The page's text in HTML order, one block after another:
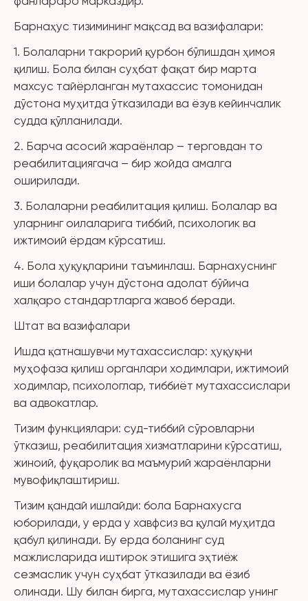
Барнаҳус тизимининг мақсад ва вазифалари:
1. Болаларни такрорий қурбон бўлишдан ҳимоя
қилиш. Бола билан суҳбат фақат бир марта
махсус тайёрланган мутахассис томонидан
дўстона муҳитда ўтказилади ва ёзув кейинчалик
судда қўлланилади.
2. Барча асосий жараёнлар – терговдан то
реабилитациягача – бир жойда амалга
оширилади.
3. Болаларни реабилитация қилиш. Болалар ва
уларнинг оилаларига тиббий, психологик ва
ижтимоий ёрдам кўрсатиш.
4. Бола ҳуқуқларини таъминлаш. Барнахуснинг
иши болалар учун дўстона адолат бўйича
халқаро стандартларга жавоб беради.
Штат ва вазифалари
Ишда қатнашувчи мутахассислар: ҳуқуқни
муҳофаза қилиш органлари ходимлари, ижтимоий
ходимлар, психологлар, тиббиёт мутахассислари
ва адвокатлар.
Тизим функциялари: суд-тиббий сўровларни
ўтказиш, реабилитация хизматларини кўрсатиш,
жиноий, фуқаролик ва маъмурий жараёнларни
мувофиқлаштириш.
Тизим қандай ишлайди: бола Барнахусга
юборилади, у ерда у хавфсиз ва қулай муҳитда
қабул қилинади. Бу ерда боланинг суд
мажлисларида иштирок этишига эҳтиёж
сезмаслик учун суҳбат ўтказилади ва ёзиб
олинади. Шу билан бирга, мутахассислар унинг